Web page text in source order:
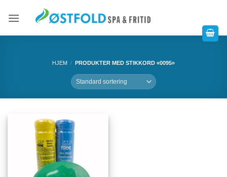
HJEM / PRODUKTER MED STIKKORD «0095»